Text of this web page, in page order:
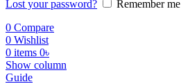
Lost your password?
Remember me
0 Compare
0 Wishlist
0 items 0৳
Show column
Guide